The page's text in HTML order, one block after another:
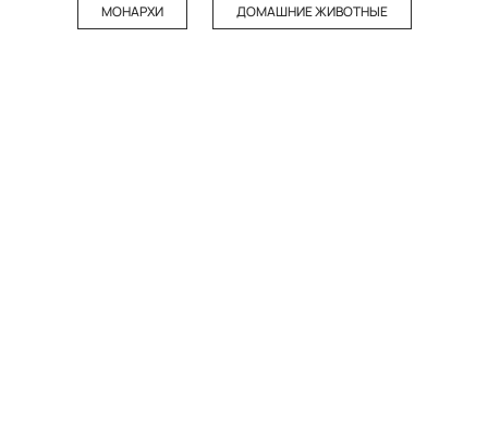
МОНАРХИ ДОМАШНИЕ ЖИВОТНЫЕ